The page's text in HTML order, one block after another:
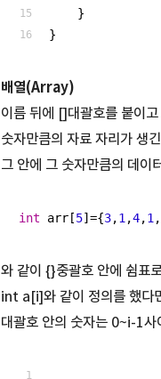
    }
}
배열(Array)
이름 뒤에 []대괄호를 붙이
숫자만큼의 자료 자리가 생
그 안에 그 숫자만큼의 데이
int arr[5]={3,1 ,4,1 ,
와 같이 {}중괄호 안에 쉼표
int a[i]와 같이 정의를 했다
대괄호 안의 숫자는 0~i-1사